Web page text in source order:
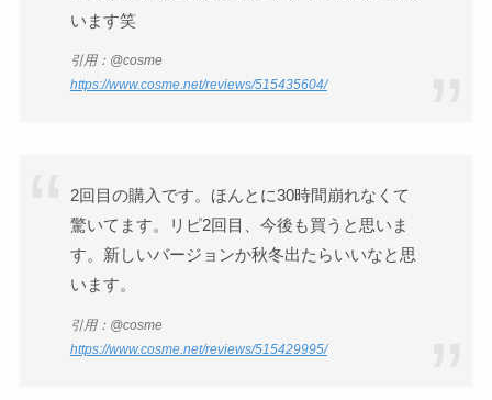
います笑
引用：@cosme
https://www.cosme.net/reviews/515435604/
2回目の購入です。ほんとに30時間崩れなくて
驚いてます。リピ2回目、今後も買うと思いま
す。新しいバージョンか秋冬出たらいいなと思
います。
引用：@cosme
https://www.cosme.net/reviews/515429995/